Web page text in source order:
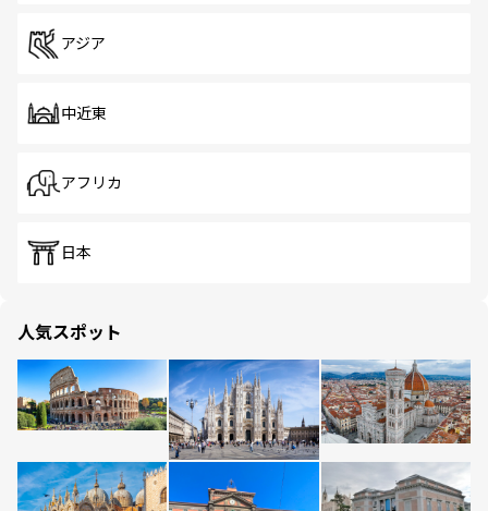
アジア
中近東
アフリカ
日本
人気スポット